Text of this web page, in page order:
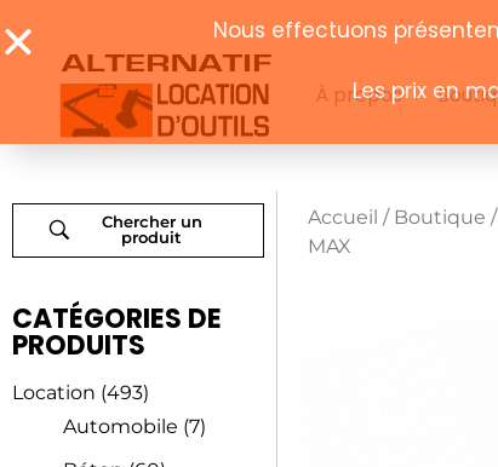
À propos
Chercher un
produit
CATÉGORIES DE
PRODUITS
Location (493)
Automobile (7)
Accueil / Boutique /
MAX